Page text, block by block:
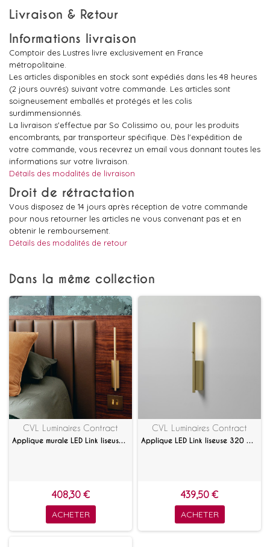
Livraison & Retour
Informations livraison
Comptoir des Lustres livre exclusivement en France
métropolitaine.
Les articles disponibles en stock sont expédiés dans les 48 heures
(2 jours ouvrés) suivant votre commande. Les articles sont
soigneusement emballés et protégés et les colis
surdimmensionnés.
La livraison s'effectue par So Colissimo ou, pour les produits
encombrants, par transporteur spécifique. Dès l'expédition de
votre commande, vous recevrez un email vous donnant toutes les
informations sur votre livraison.
Détails des modalités de livraison
Droit de rétractation
Vous disposez de 14 jours après réception de votre commande
pour nous retourner les articles ne vous convenant pas et en
obtenir le remboursement.
Détails des modalités de retour
Dans la même collection
CVL Luminaires Contract
Applique murale LED Link liseuse 410
408,30 €
ACHETER
CVL Luminaires Contract
Applique LED Link liseuse 320 avec interrupteur
439,50 €
ACHETER